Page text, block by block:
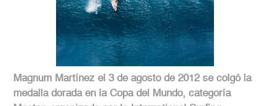
Magnum Martínez el 3 de agosto de 2012 se colgó la
medalla dorada en la Copa del Mundo, categoría